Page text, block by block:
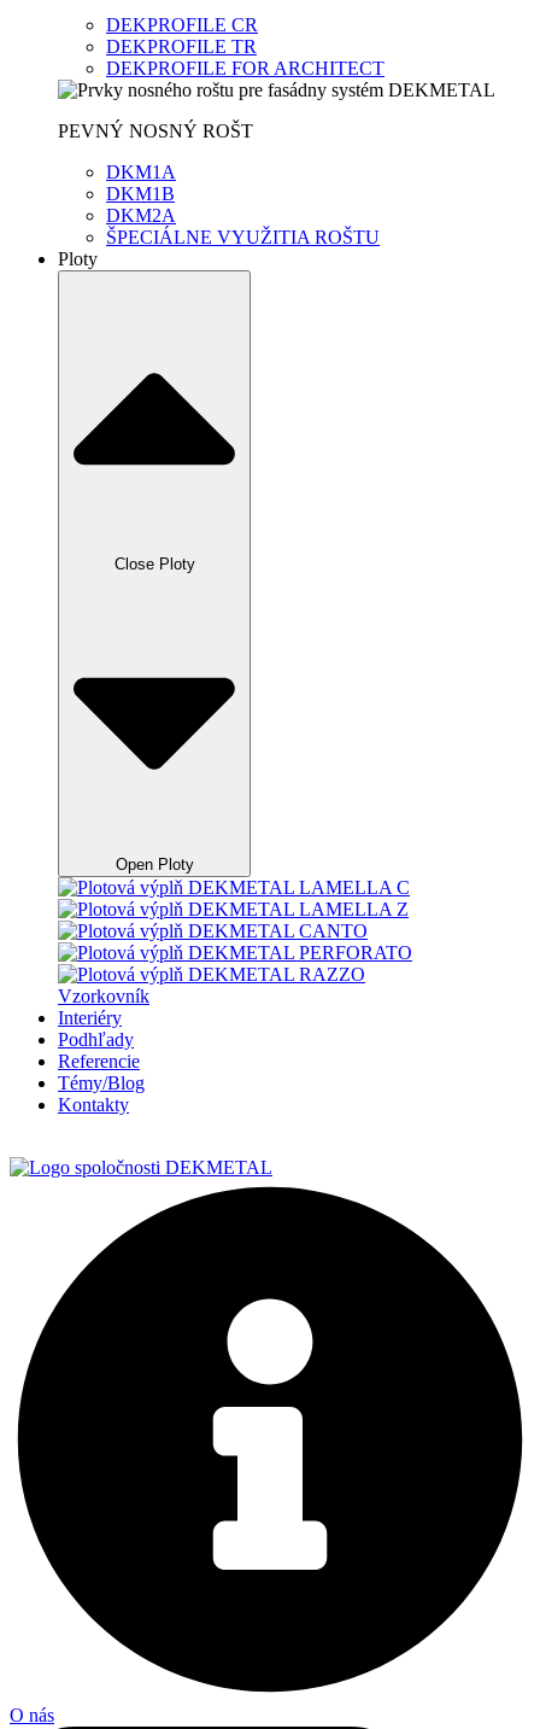
DEKPROFILE CR
DEKPROFILE TR
DEKPROFILE FOR ARCHITECT
PEVNÝ NOSNÝ ROŠT
DKM1A
DKM1B
DKM2A
ŠPECIÁLNE VYUŽITIA ROŠTU
Ploty
Close Ploty
Open Ploty
Vzorkovník
Interiéry
Podhľady
Referencie
Témy/Blog
Kontakty
O nás